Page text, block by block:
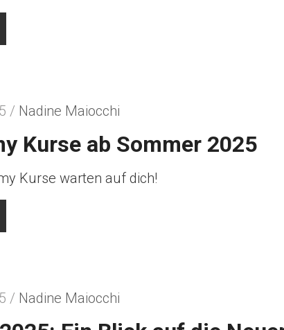
/ Nadine Maiocchi
Kurse ab Sommer 2025
Kurse warten auf dich!
/ Nadine Maiocchi